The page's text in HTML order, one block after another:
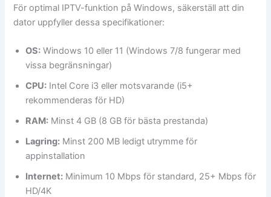
För optimal IPTV-funktion på Windows, säkerställ att din
dator uppfyller dessa specifikationer:
OS: Windows 10 eller 11 (Windows 7/8 fungerar med
vissa begränsningar)
CPU: Intel Core i3 eller motsvarande (i5+
rekommenderas för HD)
RAM: Minst 4 GB (8 GB för bästa prestanda)
Lagring: Minst 200 MB ledigt utrymme för
appinstallation
Internet: Minimum 10 Mbps för standard, 25+ Mbps för
HD/4K